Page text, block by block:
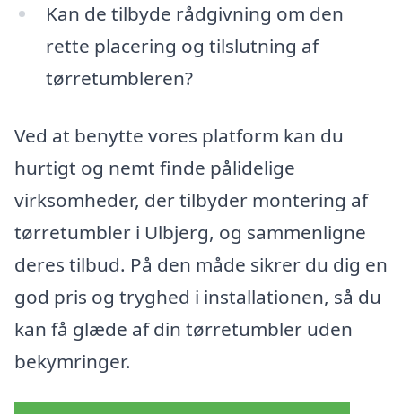
Kan de tilbyde rådgivning om den
rette placering og tilslutning af
tørretumbleren?
Ved at benytte vores platform kan du
hurtigt og nemt finde pålidelige
virksomheder, der tilbyder montering af
tørretumbler i Ulbjerg, og sammenligne
deres tilbud. På den måde sikrer du dig en
god pris og tryghed i installationen, så du
kan få glæde af din tørretumbler uden
bekymringer.